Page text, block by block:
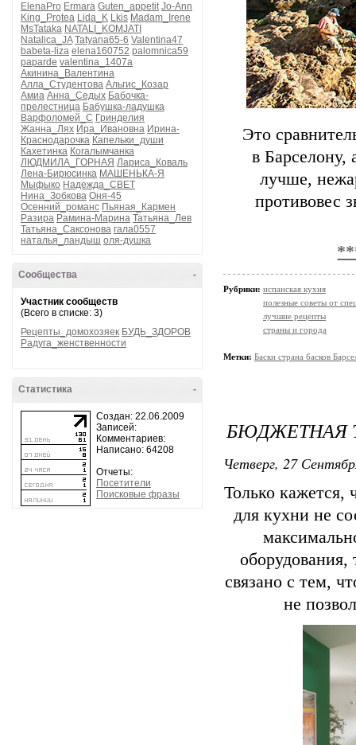
ElenaPro Ermara Guten_appetit Jo-Ann
King_Protea Lida_K Lkis Madam_Irene
MsTataka NATALI_KOMJATI
Natalica_JA Tatyana65-6 Valentina47
babeta-liza elena160752 palomnica59
paparde valentina_1407a
Акинина_Валентина
Алла_Студентова Альгис_Козар
Амиа Анна_Седых Бабочка-
прелестница Бабушка-ладушка
Варфоломей_С Гринделия
Жанна_Лях Ира_Ивановна Ирина-
Краснодарочка Капельки_души
Кахетинка Когалымчанка
ЛЮДМИЛА_ГОРНАЯ Лариса_Коваль
Лена-Бирюсинка МАШЕНЬКА-Я
Мыфыко Надежда_СВЕТ
Нина_Зобкова Оня-45
Осенний_романс Пьяная_Кармен
Разира Рамина-Марина Татьяна_Лев
Татьяна_Саксонова гала0557
наталья_ландыш оля-душка
-
Сообщества
Участник сообществ
(Всего в списке: 3)
Рецепты_домохозяек БУДЬ_ЗДОРОВ
Радуга_женственности
-
Статистика
Создан: 22.06.2009
Записей:
Комментариев:
Написано: 64208
Отчеты:
Посетители
Поисковые фразы
Это
в Барселону,
лучше,
противовес
Рубрики: испанская кухня
полезные советы от
лучшие рецепты
страны и города
Метки: Баски страна басков
БЮДЖЕТНАЯ
Четверг, 27
Только кажется,
для кухни не
связано с тем,
не